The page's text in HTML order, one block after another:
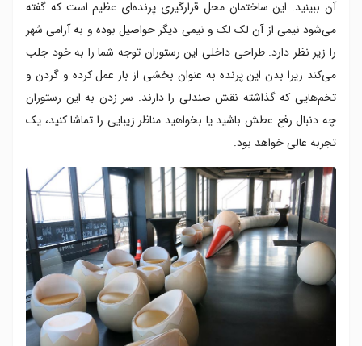
آن ببینید. این ساختمان محل قرارگیری پرنده‌ای عظیم است که گفته
می‌شود نیمی از آن لک لک و نیمی دیگر حواصیل بوده و به آرامی شهر
را زیر نظر دارد. طراحی داخلی این رستوران توجه شما را به خود جلب
می‌کند زیرا بدن این پرنده به عنوان بخشی از بار عمل کرده و گردن و
تخم‌هایی که گذاشته‌ نقش صندلی را دارند. سر زدن به این رستوران
چه دنبال رفع عطش باشید یا بخواهید مناظر زیبایی را تماشا کنید، یک
تجربه عالی خواهد بود.